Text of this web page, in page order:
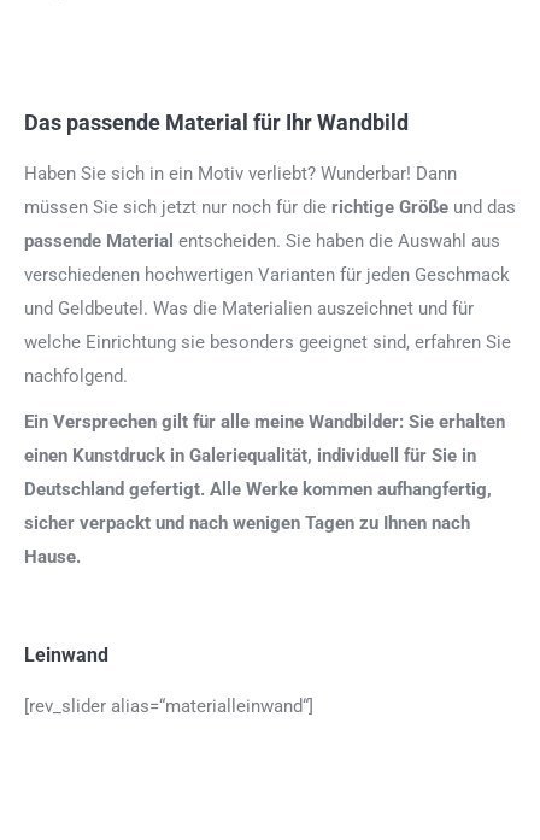
Das passende Material für Ihr Wandbild
Haben Sie sich in ein Motiv verliebt? Wunderbar! Dann
müssen Sie sich jetzt nur noch für die richtige Größe und das
passende Material entscheiden. Sie haben die Auswahl aus
verschiedenen hochwertigen Varianten für jeden Geschmack
und Geldbeutel. Was die Materialien auszeichnet und für
welche Einrichtung sie besonders geeignet sind, erfahren Sie
nachfolgend.
Ein Versprechen gilt für alle meine Wandbilder: Sie erhalten
einen Kunstdruck in Galeriequalität, individuell für Sie in
Deutschland gefertigt. Alle Werke kommen aufhangfertig,
sicher verpackt und nach wenigen Tagen zu Ihnen nach
Hause.
Leinwand
[rev_slider alias=“materialleinwand“]